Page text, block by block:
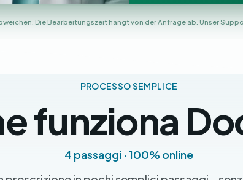
Die Bearbeitungszeit hängt von der Anfrage ab. Unser
PROCESSO SEMPLICE
funziona
4 passaggi · 100% online